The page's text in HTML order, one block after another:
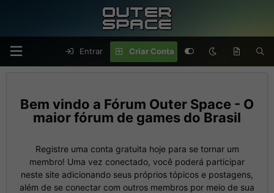
Entrar Criar Conta
Fórum Outer Space - O
maior fórum de games do Brasil
Registre uma conta gratuita hoje para se tornar um
membro! Uma vez conectado, você poderá participar
neste site adicionando seus próprios tópicos e postagens,
além de se conectar com outros membros por meio de sua